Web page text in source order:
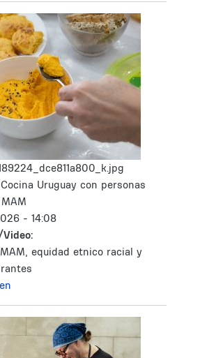
Uruguay con personas
- 14:08
equidad etnico racial y